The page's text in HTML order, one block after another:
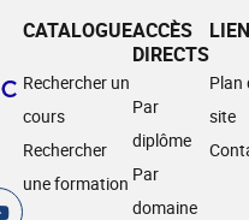
CATALOGUE
Rechercher un
cours
Rechercher
une formation
ACCÈS
DIRECTS
Par
diplôme
Par
domaine
Plan
site